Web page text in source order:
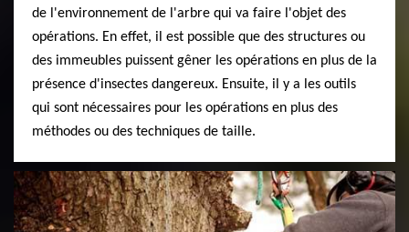
de l'environnement de l'arbre qui va faire l'objet des
opérations. En effet, il est possible que des structures ou
des immeubles puissent gêner les opérations en plus de la
présence d'insectes dangereux. Ensuite, il y a les outils
qui sont nécessaires pour les opérations en plus des
méthodes ou des techniques de taille.